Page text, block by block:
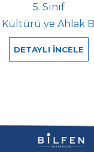
5. Sınıf
Kültürü ve Ahlak
DETAYLI İNCELE